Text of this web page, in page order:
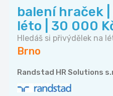
balení hraček
léto | 30 000
Hledáš si přivýdělek na
Brno
Randstad HR Solutions